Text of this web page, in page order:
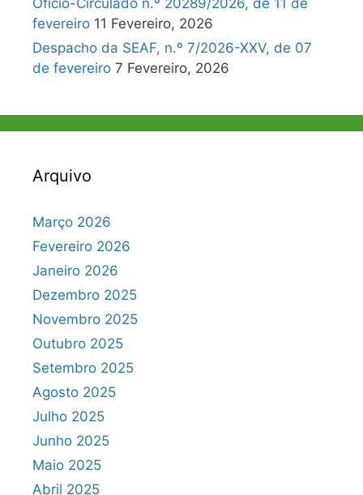
Ofício-Circulado n.º 20289/2026, de 11 de
fevereiro 11 Fevereiro, 2026
Despacho da SEAF, n.º 7/2026-XXV, de 07
de fevereiro 7 Fevereiro, 2026
Arquivo
Março 2026
Fevereiro 2026
Janeiro 2026
Dezembro 2025
Novembro 2025
Outubro 2025
Setembro 2025
Agosto 2025
Julho 2025
Junho 2025
Maio 2025
Abril 2025